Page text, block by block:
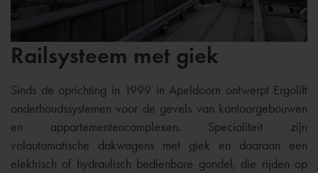
Railsysteem met giek
Sinds de oprichting in 1999 in Apeldoorn ontwerpt Ergolift
onderhoudssystemen voor de gevels van kantoorgebouwen
en appartementencomplexen. Specialiteit zijn
volautomatische dakwagens met giek en daaraan een
elektrisch of hydraulisch bedienbare gondel, die rijden op